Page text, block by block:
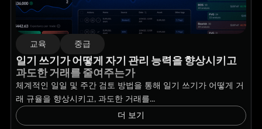
교육 중급
일기 쓰기가 어떻게 자기 관리 능력을 향상시키고
과도한 거래를 줄여주는가
체계적인 일일 및 주간 검토 방법을 통해 일기 쓰기가 어떻게 거
래 규율을 향상시키고, 과도한 거래를...
더 보기